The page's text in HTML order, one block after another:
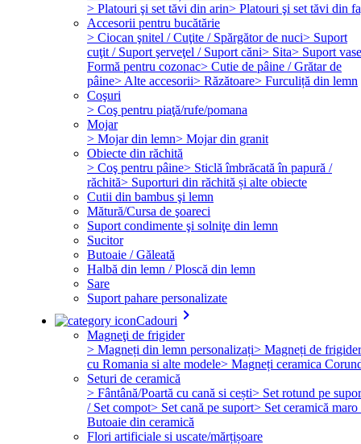
> Platouri şi set tăvi din arin> Platouri şi set tăvi din
Accesorii pentru bucătărie
> Ciocan şnitel / Cuţite / Spărgător de nuci> Suport
cuţit / Suport şerveţel / Suport căni> Sita> Suport vase
Formă pentru cozonac> Cutie de pâine / Grătar de
pâine> Alte accesorii> Răzătoare> Furculiță din lemn
Coşuri
> Coş pentru piaţă/rufe/pomana
Mojar
> Mojar din lemn> Mojar din granit
Obiecte din răchită
> Coş pentru pâine> Sticlă îmbrăcată în papură /
răchită> Suporturi din răchită și alte obiecte
Cutii din bambus şi lemn
Mătură/Cursa de şoareci
Suport condimente şi solniţe din lemn
Sucitor
Butoaie / Găleată
Halbă din lemn / Ploscă din lemn
Sare
Suport pahare personalizate
Cadouri keyboard_arrow_right
Magneţi de frigider
> Magneți din lemn personalizați> Magneți de frigider
cu Romania si alte modele> Magneți ceramica
Seturi de ceramică
> Fântână/Poartă cu cană si cești> Set rotund pe
/ Set compot> Set cană pe suport> Set ceramică maro
Butoaie din ceramică
Flori artificiale si uscate/mărțișoare